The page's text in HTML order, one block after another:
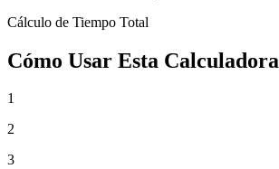
Cálculo de Tiempo Total
Cómo Usar Esta Calculadora
1
2
3